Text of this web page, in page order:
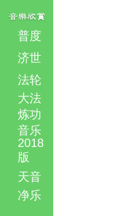
普度
济世
法轮
大法
炼功
音乐
2018
版
天音
净乐